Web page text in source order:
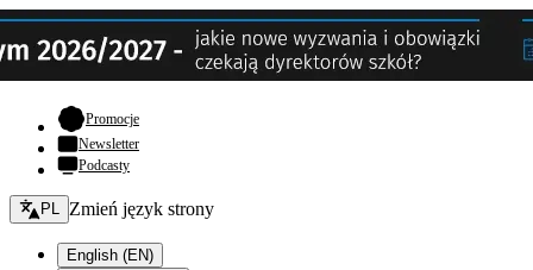
Promocje- otwiera się w nowej karcie
Newsletter
Podcasty
Zmień język - bieżący:
PL Zmień język strony
English (EN)